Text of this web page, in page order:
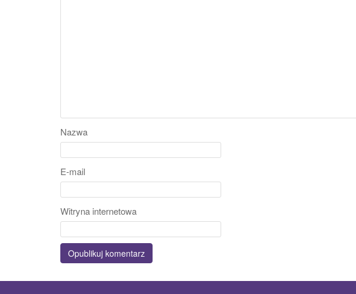
Nazwa
E-mail
Witryna internetowa